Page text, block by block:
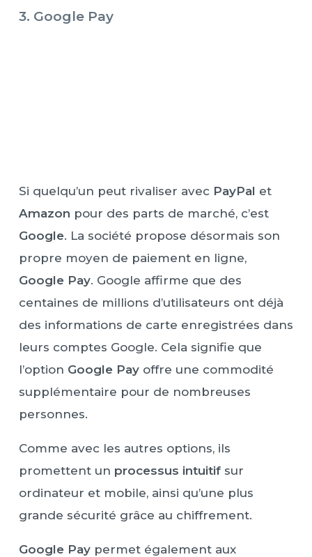
3. Google Pay
Si quelqu’un peut rivaliser avec PayPal et
Amazon pour des parts de marché, c’est
Google. La société propose désormais son
propre moyen de paiement en ligne,
Google Pay. Google affirme que des
centaines de millions d’utilisateurs ont déjà
des informations de carte enregistrées dans
leurs comptes Google. Cela signifie que
l’option Google Payoffre une commodité
supplémentaire pour de nombreuses
personnes.
Comme avec les autres options, ils
promettent un processus intuitifsur
ordinateur et mobile, ainsi qu’une plus
grande sécurité grâce au chiffrement.
Google Paypermet également aux